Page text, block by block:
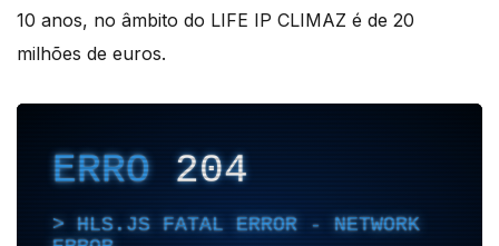
10 anos, no âmbito do LIFE IP CLIMAZ é de 20
milhões de euros.